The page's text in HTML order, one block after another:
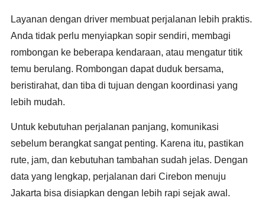
Layanan dengan driver membuat perjalanan lebih praktis.
Anda tidak perlu menyiapkan sopir sendiri, membagi
rombongan ke beberapa kendaraan, atau mengatur titik
temu berulang. Rombongan dapat duduk bersama,
beristirahat, dan tiba di tujuan dengan koordinasi yang
lebih mudah.
Untuk kebutuhan perjalanan panjang, komunikasi
sebelum berangkat sangat penting. Karena itu, pastikan
rute, jam, dan kebutuhan tambahan sudah jelas. Dengan
data yang lengkap, perjalanan dari Cirebon menuju
Jakarta bisa disiapkan dengan lebih rapi sejak awal.